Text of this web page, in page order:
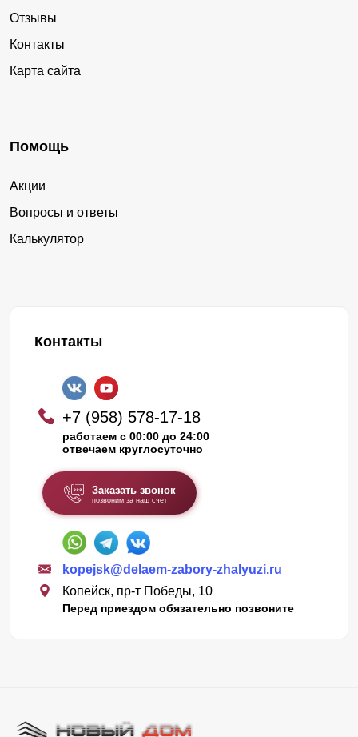
Отзывы
Контакты
Карта сайта
Помощь
Акции
Вопросы и ответы
Калькулятор
Контакты
+7 (958) 578-17-18
работаем с 00:00 до 24:00
отвечаем круглосуточно
Заказать звонок
позвоним за наш счет
kopejsk@delaem-zabory-zhalyuzi.ru
Копейск, пр-т Победы, 10
Перед приездом обязательно позвоните